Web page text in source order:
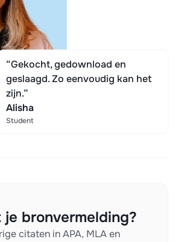
“Gekocht, gedownload en
geslaagd. Zo eenvoudig kan het
zijn.”
Alisha
Student
je bronvermelding?
citaten in APA, MLA en